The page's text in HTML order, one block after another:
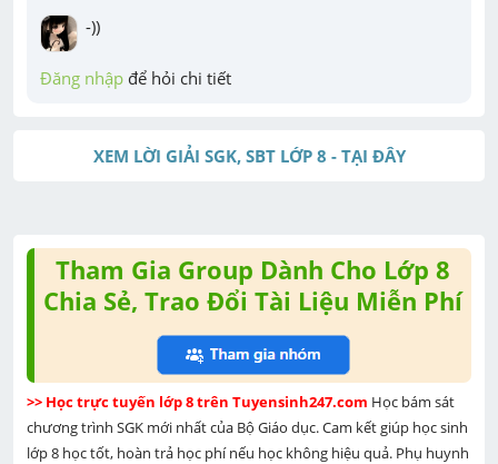
-))
Đăng nhập để hỏi chi tiết
XEM LỜI GIẢI SGK, SBT LỚP 8 - TẠI ĐÂY
Tham Gia Group Dành Cho Lớp 8
Chia Sẻ, Trao Đổi Tài Liệu Miễn Phí
>> Học trực tuyến lớp 8 trên Tuyensinh247.com Học bám sát
chương trình SGK mới nhất của Bộ Giáo dục. Cam kết giúp học sinh
lớp 8 học tốt, hoàn trả học phí nếu học không hiệu quả. Phụ huynh